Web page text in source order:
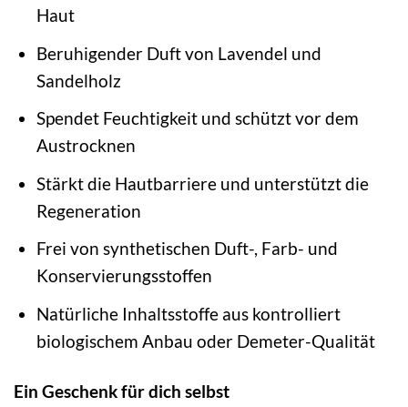
Haut
Beruhigender Duft von Lavendel und
Sandelholz
Spendet Feuchtigkeit und schützt vor dem
Austrocknen
Stärkt die Hautbarriere und unterstützt die
Regeneration
Frei von synthetischen Duft-, Farb- und
Konservierungsstoffen
Natürliche Inhaltsstoffe aus kontrolliert
biologischem Anbau oder Demeter-Qualität
Ein Geschenk für dich selbst